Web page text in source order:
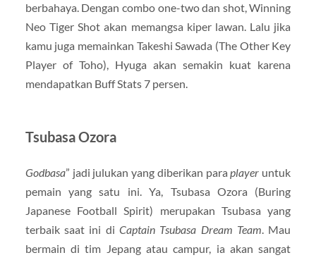
berbahaya. Dengan combo one-two dan shot, Winning
Neo Tiger Shot akan memangsa kiper lawan. Lalu jika
kamu juga memainkan Takeshi Sawada (The Other Key
Player of Toho), Hyuga akan semakin kuat karena
mendapatkan Buff Stats 7 persen.
Tsubasa Ozora
Godbasa” jadi julukan yang diberikan paraplayer untuk
pemain yang satu ini. Ya, Tsubasa Ozora (Buring
Japanese Football Spirit) merupakan Tsubasa yang
terbaik saat ini di Captain Tsubasa Dream Team. Mau
bermain di tim Jepang atau campur, ia akan sangat